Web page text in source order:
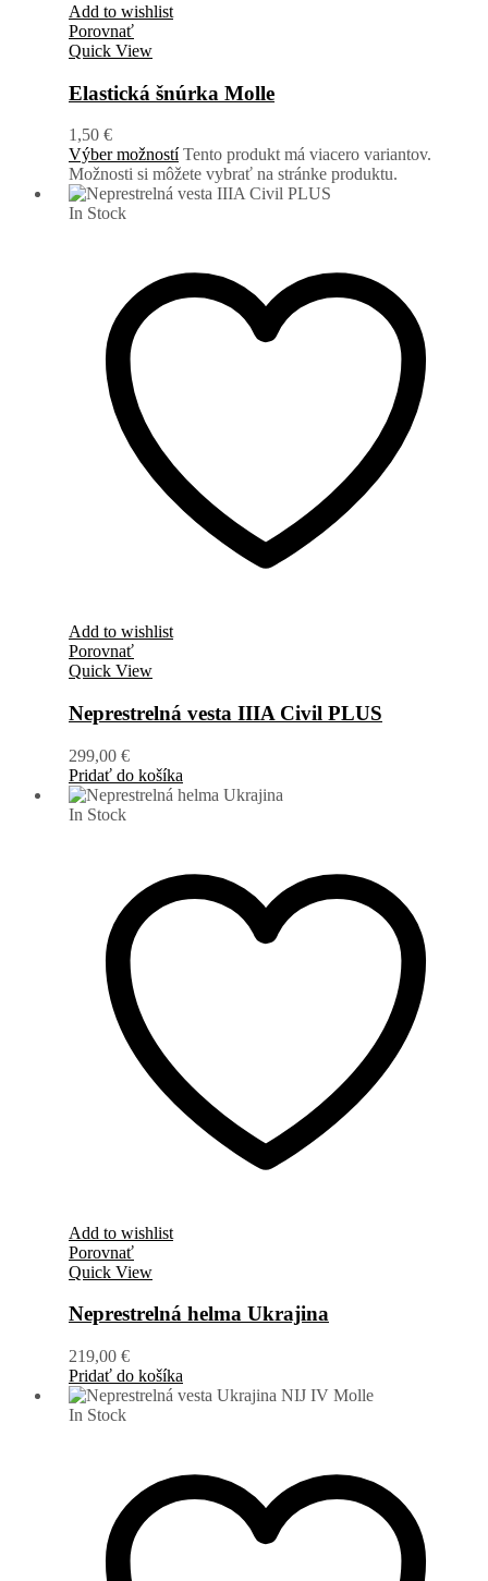
Add to wishlist
Porovnať
Quick View
Elastická šnúrka Molle
1,50 €
Výber možností Tento produkt má viacero variantov.
Možnosti si môžete vybrať na stránke produktu.
In Stock
Add to wishlist
Porovnať
Quick View
Neprestrelná vesta IIIA Civil PLUS
299,00 €
Pridať do košíka
In Stock
Add to wishlist
Porovnať
Quick View
Neprestrelná helma Ukrajina
219,00 €
Pridať do košíka
In Stock